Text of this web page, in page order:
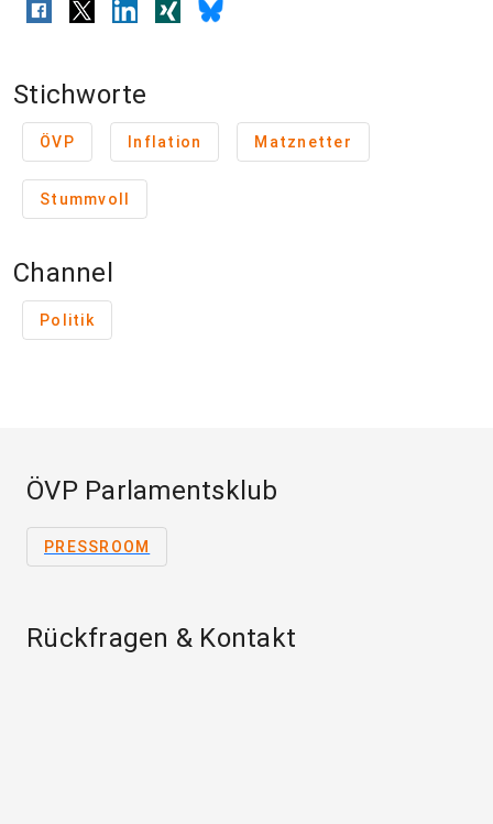
Stichworte
ÖVP Inflation Matznetter
Stummvoll
Channel
Politik
ÖVP Parlamentsklub
PRESSROOM
Rückfragen & Kontakt